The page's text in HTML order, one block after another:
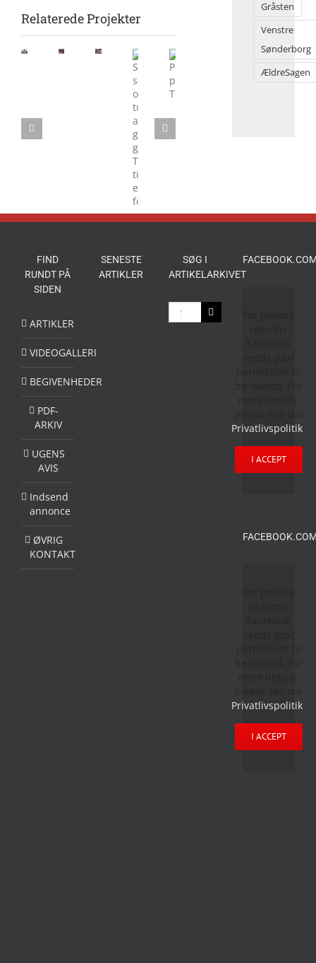
Relaterede Projekter
sommer
og
tusindvis
af
gæster
gjorde
Torvedagene
til
en
Politik
Torvedagene
Gråsten
Venstre
Sønderborg
ÆldreSagen
FIND
RUNDT PÅ
SIDEN
ARTIKLER
VIDEOGALLERI
BEGIVENHEDER
PDF-
ARKIV
UGENS
AVIS
Indsend
annonce
ØVRIG
KONTAKT
SENESTE
ARTIKLER
SØG I
ARTIKELARKIVET
Søg
efter:
Privatlivspolitik
I ACCEPT
Privatlivspolitik
I ACCEPT